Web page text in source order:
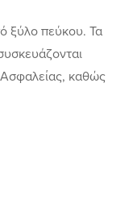
ξύλο πεύκου. Τα
καθώς